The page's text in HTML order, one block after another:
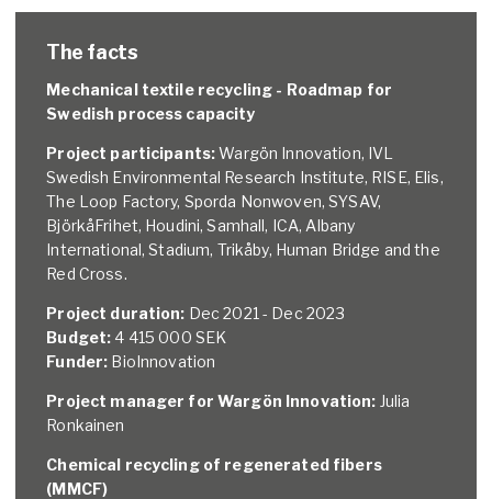
The facts
Mechanical textile recycling - Roadmap for
Swedish process capacity
Project participants:Wargön Innovation, IVL
Swedish Environmental Research Institute, RISE, Elis,
The Loop Factory, Sporda Nonwoven, SYSAV,
BjörkåFrihet, Houdini, Samhall, ICA, Albany
International, Stadium, Trikåby, Human Bridge and the
Red Cross.
Project duration: Dec 2021 - Dec 2023
Budget: 4 415 000 SEK
Funder: BioInnovation
Project manager for Wargön Innovation: Julia
Ronkainen
Chemical recycling of regenerated fibers
(MMCF)